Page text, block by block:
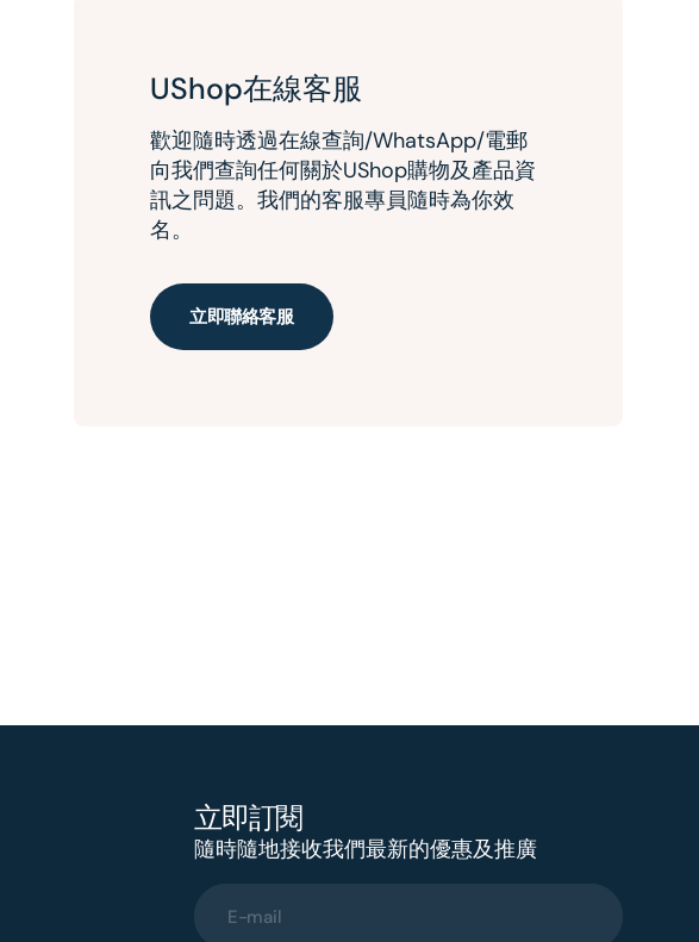
UShop在線客服
歡迎隨時透過在線查詢/WhatsApp/電郵
向我們查詢任何關於UShop購物及產品資
訊之問題。我們的客服專員隨時為你效
名。
立即聯絡客服
立即訂閱
隨時隨地接收我們最新的優惠及推廣
E-mail